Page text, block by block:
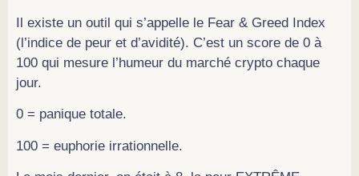
Il existe un outil qui s’appelle le Fear & Greed Index
(l’indice de peur et d’avidité). C’est un score de 0 à
100 qui mesure l’humeur du marché crypto chaque
jour.
0 = panique totale.
100 = euphorie irrationnelle.